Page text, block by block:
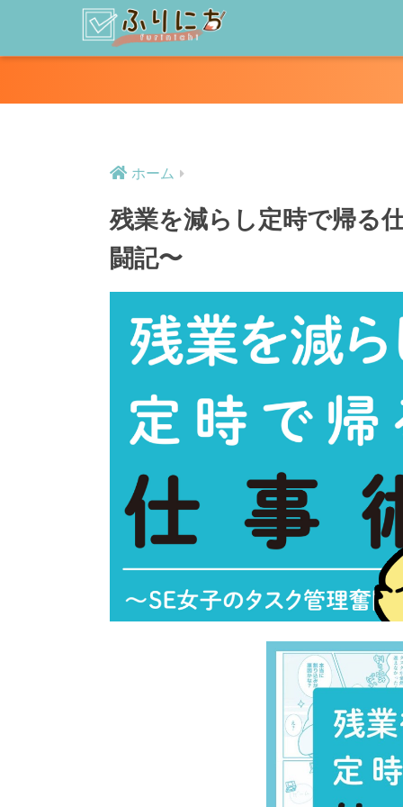
ホーム
残業を減らし定時で帰る
闘記〜